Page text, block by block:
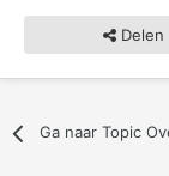
Delen
Ga naar Topic